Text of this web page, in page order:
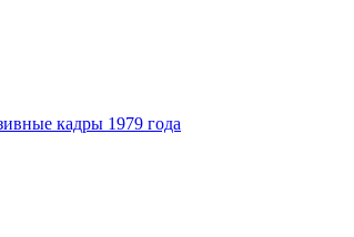
кадры 1979 года